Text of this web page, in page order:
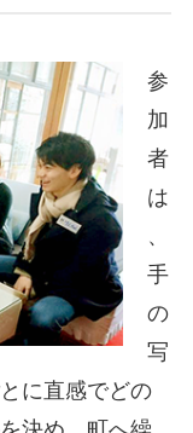
参
加
者
は
、
手
の
写
に直感でどの